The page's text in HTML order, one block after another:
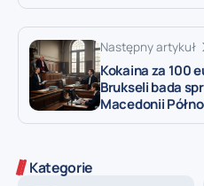
Następny artykuł
Kokaina za 100
Brukseli bada
Macedonii
Kategorie